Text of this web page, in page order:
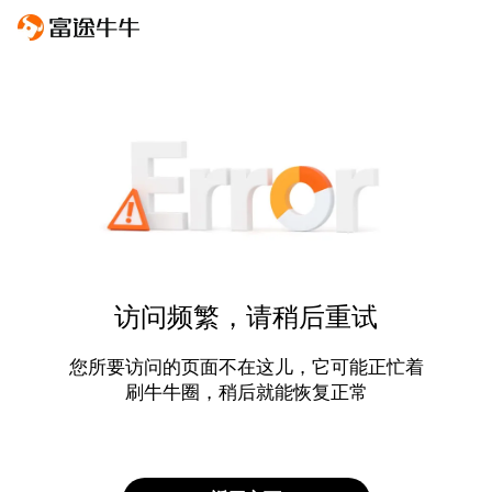
访问频繁，请稍后重试
您所要访问的页面不在这儿，它可能正忙着
刷牛牛圈，稍后就能恢复正常